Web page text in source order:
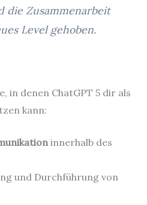
die Zusammenarbeit
Level gehoben.
in denen ChatGPT 5 dir als
kann:
innerhalb des
und Durchführung von